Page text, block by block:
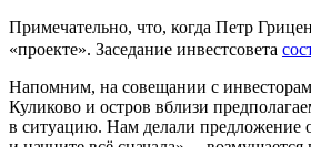
Примечательно, что, когда Петр
«проекте». Заседание инвестсовета
Напомним, на совещании с
Куликово и остров вблизи
в ситуацию. Нам делали предложение